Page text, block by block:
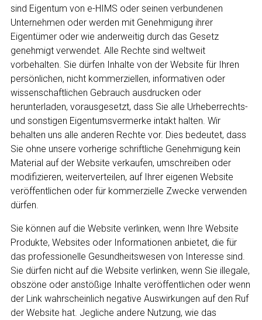
sind Eigentum von e-HIMS oder seinen verbundenen
Unternehmen oder werden mit Genehmigung ihrer
Eigentümer oder wie anderweitig durch das Gesetz
genehmigt verwendet. Alle Rechte sind weltweit
vorbehalten. Sie dürfen Inhalte von der Website für Ihren
persönlichen, nicht kommerziellen, informativen oder
wissenschaftlichen Gebrauch ausdrucken oder
herunterladen, vorausgesetzt, dass Sie alle Urheberrechts-
und sonstigen Eigentumsvermerke intakt halten. Wir
behalten uns alle anderen Rechte vor. Dies bedeutet, dass
Sie ohne unsere vorherige schriftliche Genehmigung kein
Material auf der Website verkaufen, umschreiben oder
modifizieren, weiterverteilen, auf Ihrer eigenen Website
veröffentlichen oder für kommerzielle Zwecke verwenden
dürfen.
Sie können auf die Website verlinken, wenn Ihre Website
Produkte, Websites oder Informationen anbietet, die für
das professionelle Gesundheitswesen von Interesse sind.
Sie dürfen nicht auf die Website verlinken, wenn Sie illegale,
obszöne oder anstößige Inhalte veröffentlichen oder wenn
der Link wahrscheinlich negative Auswirkungen auf den Ruf
der Website hat. Jegliche andere Nutzung, wie das